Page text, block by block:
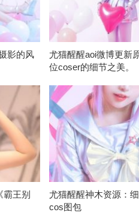
影的风
尤猫醒醒aoi微博更新
位coser的细节之美。
王别
尤猫醒醒神木资源：
cos图包